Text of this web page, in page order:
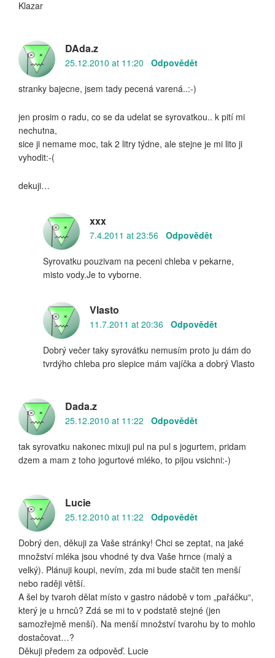
Klazar
DAda.z
25.12.2010 at 11:20 Odpovědět
stranky bajecne, jsem tady pecená varená..:-)
jen prosim o radu, co se da udelat se syrovatkou.. k pití mi
nechutna,
sice ji nemame moc, tak 2 litry týdne, ale stejne je mi lito ji
vyhodit:-(
dekuji…
xxx
7.4.2011 at 23:56 Odpovědět
Syrovatku pouzivam na peceni chleba v pekarne,
misto vody.Je to vyborne.
Vlasto
11.7.2011 at 20:36 Odpovědět
Dobrý večer taky syrovátku nemusím proto ju dám do
tvrdýho chleba pro slepice mám vajíčka a dobrý Vlasto
Dada.z
25.12.2010 at 11:22 Odpovědět
tak syrovatku nakonec mixuji pul na pul s jogurtem, pridam
dzem a mam z toho jogurtové mléko, to pijou vsichni:-)
Lucie
25.12.2010 at 11:22 Odpovědět
Dobrý den, děkuji za Vaše stránky! Chci se zeptat, na jaké
množství mléka jsou vhodné ty dva Vaše hrnce (malý a
velký). Plánuji koupi, nevím, zda mi bude stačit ten menší
nebo raději větší.
A šel by tvaroh dělat místo v gastro nádobě v tom „pařáčku“,
který je u hrnců? Zdá se mi to v podstatě stejné (jen
samozřejmě menší). Na menší množství tvarohu by to mohlo
dostačovat…?
Děkuji předem za odpověď. Lucie